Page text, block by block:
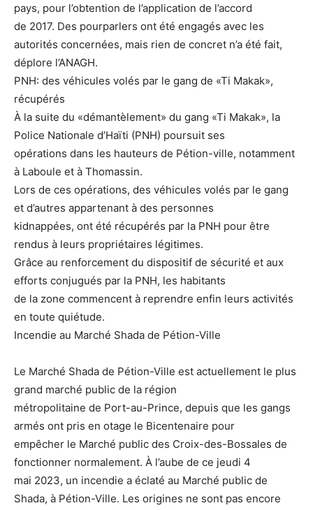
pays, pour l’obtention de l’application de l’accord
de 2017. Des pourparlers ont été engagés avec les
autorités concernées, mais rien de concret n’a été fait,
déplore l’ANAGH.
PNH: des véhicules volés par le gang de «Ti Makak»,
récupérés
À la suite du «démantèlement» du gang «Ti Makak», la
Police Nationale d’Haïti (PNH) poursuit ses
opérations dans les hauteurs de Pétion-ville, notamment
à Laboule et à Thomassin.
Lors de ces opérations, des véhicules volés par le gang
et d’autres appartenant à des personnes
kidnappées, ont été récupérés par la PNH pour être
rendus à leurs propriétaires légitimes.
Grâce au renforcement du dispositif de sécurité et aux
efforts conjugués par la PNH, les habitants
de la zone commencent à reprendre enfin leurs activités
en toute quiétude.
Incendie au Marché Shada de Pétion-Ville
Le Marché Shada de Pétion-Ville est actuellement le plus
grand marché public de la région
métropolitaine de Port-au-Prince, depuis que les gangs
armés ont pris en otage le Bicentenaire pour
empêcher le Marché public des Croix-des-Bossales de
fonctionner normalement. À l’aube de ce jeudi 4
mai 2023, un incendie a éclaté au Marché public de
Shada, à Pétion-Ville. Les origines ne sont pas encore